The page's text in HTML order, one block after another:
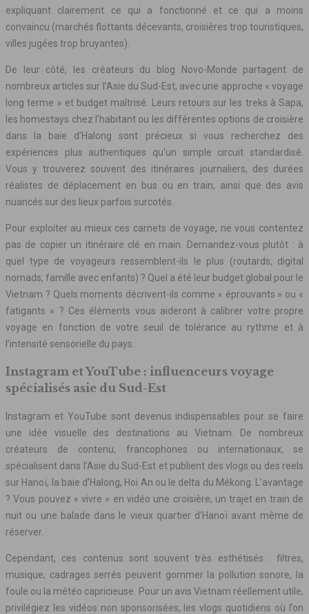
expliquant clairement ce qui a fonctionné et ce qui a moins
convaincu (marchés flottants décevants, croisières trop touristiques,
villes jugées trop bruyantes).
De leur côté, les créateurs du blog Novo-Monde partagent de
nombreux articles sur l’Asie du Sud-Est, avec une approche « voyage
long terme » et budget maîtrisé. Leurs retours sur les treks à Sapa,
les homestays chez l’habitant ou les différentes options de croisière
dans la baie d’Halong sont précieux si vous recherchez des
expériences plus authentiques qu’un simple circuit standardisé.
Vous y trouverez souvent des itinéraires journaliers, des durées
réalistes de déplacement en bus ou en train, ainsi que des avis
nuancés sur des lieux parfois surcotés.
Pour exploiter au mieux ces carnets de voyage, ne vous contentez
pas de copier un itinéraire clé en main. Demandez-vous plutôt : à
quel type de voyageurs ressemblent-ils le plus (routards, digital
nomads, famille avec enfants) ? Quel a été leur budget global pour le
Vietnam ? Quels moments décrivent-ils comme « éprouvants » ou «
fatigants » ? Ces éléments vous aideront à calibrer votre propre
voyage en fonction de votre seuil de tolérance au rythme et à
l’intensité sensorielle du pays.
Instagram et YouTube : influenceurs voyage
spécialisés asie du Sud-Est
Instagram et YouTube sont devenus indispensables pour se faire
une idée visuelle des destinations au Vietnam. De nombreux
créateurs de contenu, francophones ou internationaux, se
spécialisent dans l’Asie du Sud-Est et publient des vlogs ou des reels
sur Hanoï, la baie d’Halong, Hoi An ou le delta du Mékong. L’avantage
? Vous pouvez « vivre » en vidéo une croisière, un trajet en train de
nuit ou une balade dans le vieux quartier d’Hanoï avant même de
réserver.
Cependant, ces contenus sont souvent très esthétisés : filtres,
musique, cadrages serrés peuvent gommer la pollution sonore, la
foule ou la météo capricieuse. Pour un avis Vietnam réellement utile,
privilégiez les vidéos non sponsorisées, les vlogs quotidiens où l’on